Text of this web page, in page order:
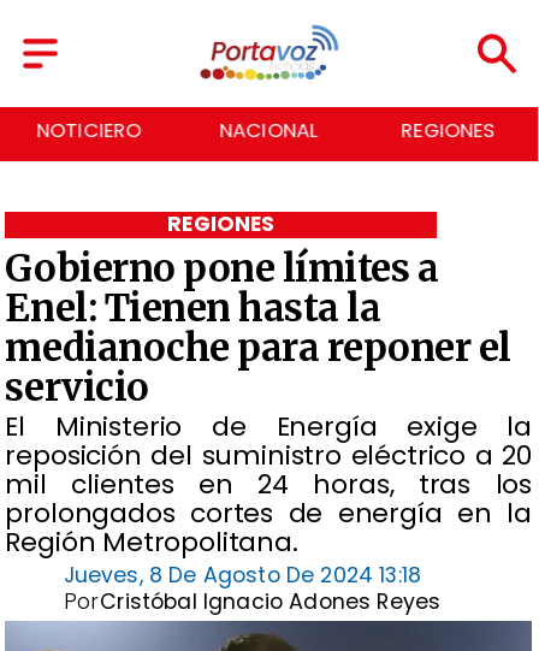
NACIONAL REGIONES ECONOMÍA
Gobierno pone límites a
Enel: Tienen hasta la
medianoche para reponer el
servicio
​El Ministerio de Energía exige la
reposición del suministro eléctrico a 20
mil clientes en 24 horas, tras los
prolongados cortes de energía en la
Región Metropolitana.
REGIONES
Jueves, 8 De Agosto De 2024 13:18
Cristóbal Ignacio Adones Reyes
Por